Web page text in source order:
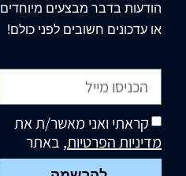
הודעות בדבר מבצעים מיוחדים
או עדכונים חשובים לפני כולם!
קראתי ואני מאשר/ת את
מדיניות הפרטיות, באתר